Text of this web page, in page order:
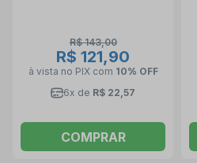
R$ 143,00
R$ 121,90
à vista no PIX com 10% OFF
6x de R$ 22,57
COMPRAR